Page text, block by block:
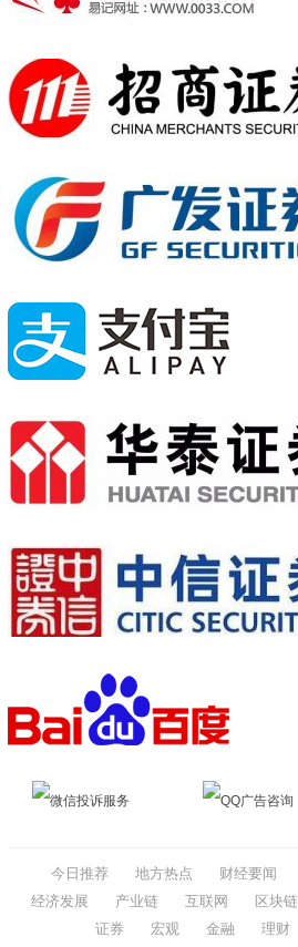
微信投诉服务 QQ广告咨询
今日推荐 地方热点 财经要闻
经济发展
产业链 互联网 区块链
证券
宏观 金融 理财